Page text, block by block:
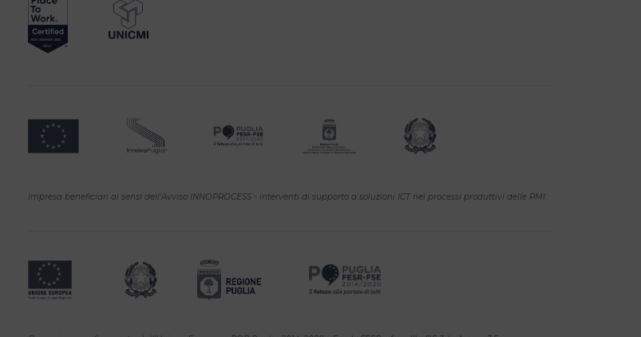
Impresa beneficiari ai sensi dell'Avviso INNOPROCESS - interventi di supporto a soluzioni ICT nei processi produttivi delle PMI